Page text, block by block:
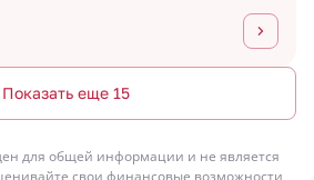
Показать еще 15
для общей информации и не является
свои финансовые возможности